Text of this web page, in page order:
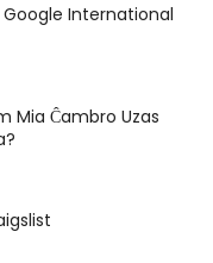
International
Mia Ĉambro Uzas